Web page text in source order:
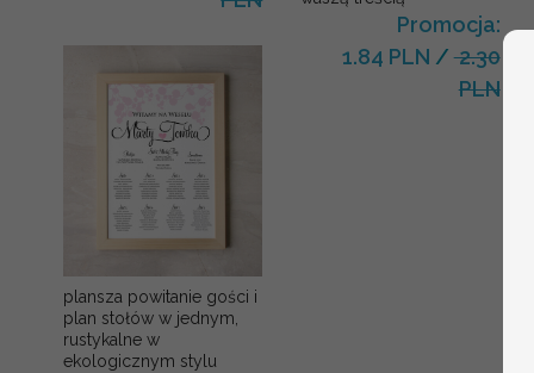
plansza powitanie gości i
plan stołów w jednym,
rustykalne w
ekologicznym stylu
Promocja:
1.84 PLN /2.30
PLN